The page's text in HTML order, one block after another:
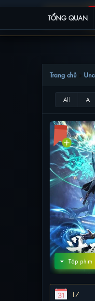
TỔNG QUAN
Trang chủ
Tập phim
T7